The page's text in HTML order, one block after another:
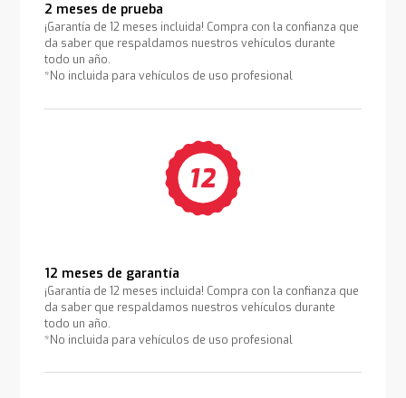
2 meses de prueba
¡Garantía de 12 meses incluida! Compra con la confianza que
da saber que respaldamos nuestros vehículos durante
todo un año.
*No incluida para vehículos de uso profesional
12 meses de garantía
¡Garantía de 12 meses incluida! Compra con la confianza que
da saber que respaldamos nuestros vehículos durante
todo un año.
*No incluida para vehículos de uso profesional